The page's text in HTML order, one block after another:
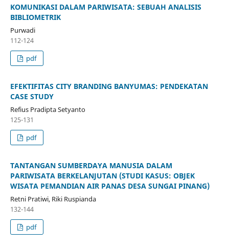
KOMUNIKASI DALAM PARIWISATA: SEBUAH ANALISIS
BIBLIOMETRIK
Purwadi
112-124
pdf
EFEKTIFITAS CITY BRANDING BANYUMAS: PENDEKATAN
CASE STUDY
Refius Pradipta Setyanto
125-131
pdf
TANTANGAN SUMBERDAYA MANUSIA DALAM
PARIWISATA BERKELANJUTAN (STUDI KASUS: OBJEK
WISATA PEMANDIAN AIR PANAS DESA SUNGAI PINANG)
Retni Pratiwi, Riki Ruspianda
132-144
pdf